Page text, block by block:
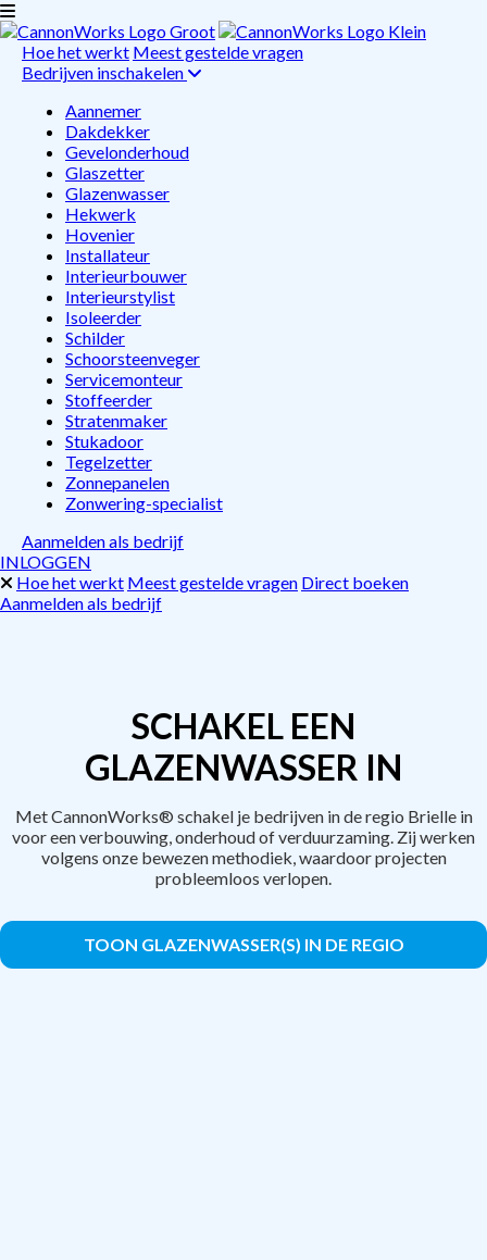
Hoe het werkt Meest gestelde vragen
Bedrijven inschakelen
Aannemer
Dakdekker
Gevelonderhoud
Glaszetter
Glazenwasser
Hekwerk
Hovenier
Installateur
Interieurbouwer
Interieurstylist
Isoleerder
Schilder
Schoorsteenveger
Servicemonteur
Stoffeerder
Stratenmaker
Stukadoor
Tegelzetter
Zonnepanelen
Zonwering-specialist
Aanmelden als bedrijf
INLOGGEN
Hoe het werkt Meest gestelde vragen Direct boeken
Aanmelden als bedrijf
SCHAKEL EEN
GLAZENWASSER IN
Met CannonWorks® schakel je bedrijven in de regio Brielle in
voor een verbouwing, onderhoud of verduurzaming. Zij werken
volgens onze bewezen methodiek, waardoor projecten
probleemloos verlopen.
TOON GLAZENWASSER(S) IN DE REGIO